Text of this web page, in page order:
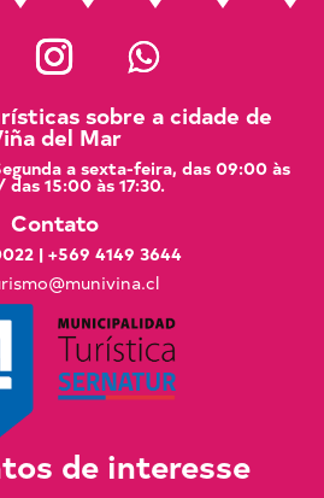
sobre a cidade de
del Mar
a sexta-feira, das 09:00 às
das 15:00 às 17:30.
Contato
| +569 4149 3644
de interesse